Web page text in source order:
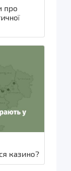
про
казино?